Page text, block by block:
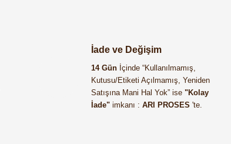
İade ve Değişim
14 Gün İçinde “Kullanılmamış,
Kutusu/Etiketi Açılmamış, Yeniden
Satışına Mani Hal Yok” ise "Kolay
İade" imkanı : ARI PROSES 'te.